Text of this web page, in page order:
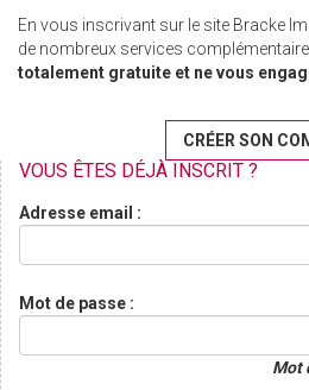
En vous inscrivant sur le site Bracke
de nombreux services
totalement gratuite et ne vous
CRÉER SON
VOUS ÊTES DÉJÀ INSCRIT ?
Adresse email :
Mot de passe :
Mot